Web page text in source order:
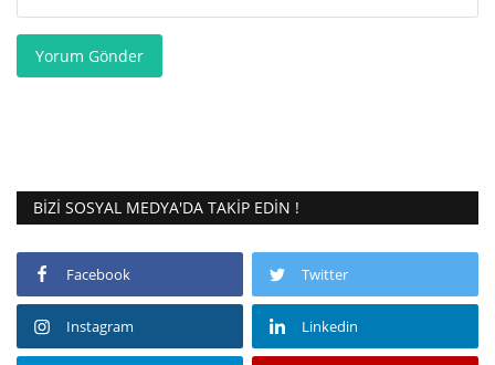
Yorum Gönder
BIZI SOSYAL MEDYA'DA TAKIP EDIN !
Facebook Twitter
Instagram Linkedin